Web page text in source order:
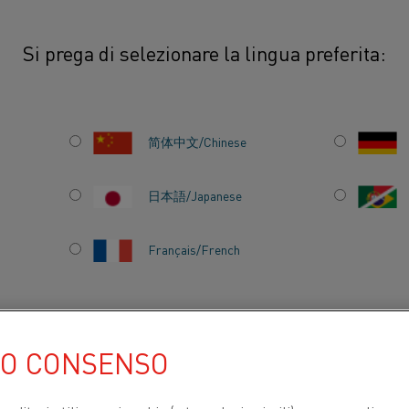
Si prega di selezionare la lingua preferita:
简体中文/Chinese
日本語/Japanese
Français/French
PER CHI SIAMO
ampio del mercato. I
di temperatura da 50 a
CONSENSO